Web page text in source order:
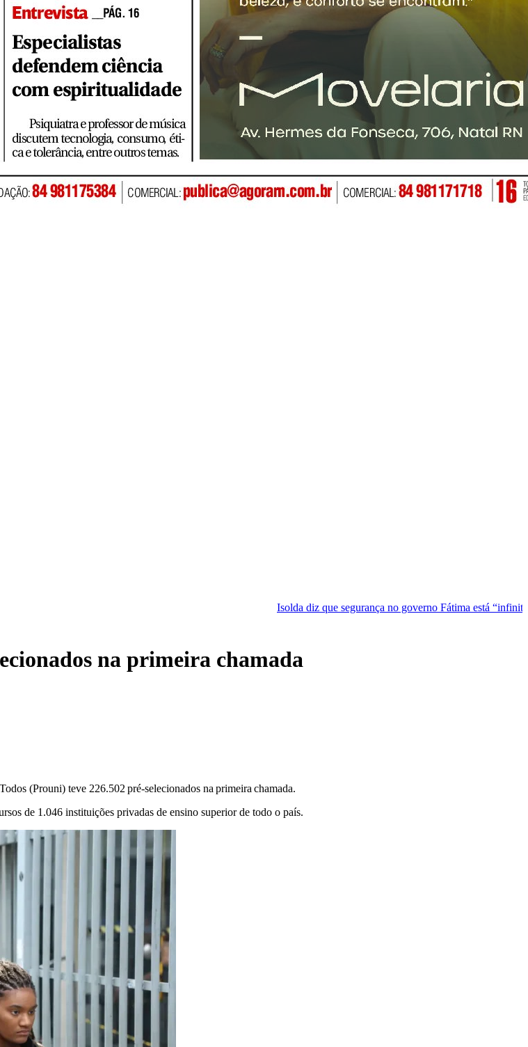
Isolda diz que segurança no governo Fátima está “infinitamente
na primeira chamada
(Prouni) teve 226.502 pré-selecionados na primeira chamada.
de 1.046 instituições privadas de ensino superior de todo o país.